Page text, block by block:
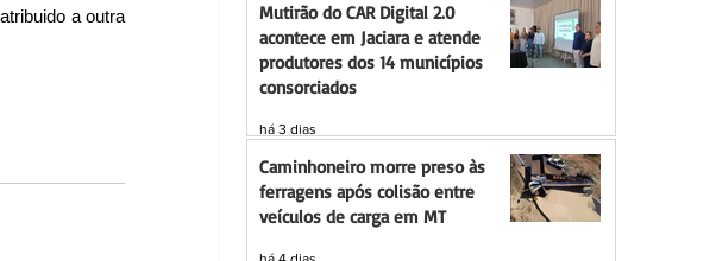
a outra
Mutirão do CAR Digital 2.0
acontece em Jaciara e atende
produtores dos 14 municípios
consorciados
há 3 dias
Caminhoneiro morre preso às
ferragens após colisão entre
veículos de carga em MT